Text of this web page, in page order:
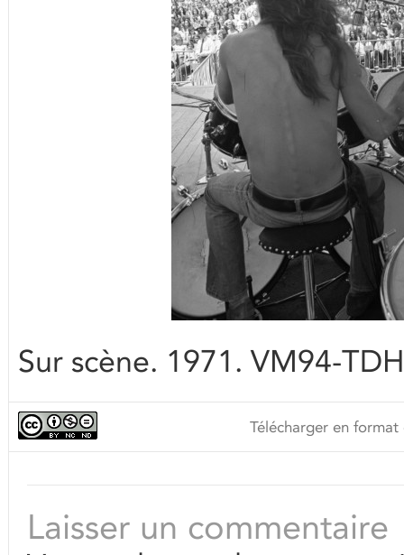
Sur scène. 1971. VM94-
Télécharger en
Laisser un commentaire